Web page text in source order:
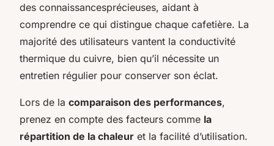
des connaissancesprécieuses, aidant à
comprendre ce qui distingue chaque cafetière. La
majorité des utilisateurs vantent la conductivité
thermique du cuivre, bien qu’il nécessite un
entretien régulier pour conserver son éclat.
Lors de la comparaison des performances,
prenez en compte des facteurs comme la
répartition de la chaleur et la facilité d’utilisation.